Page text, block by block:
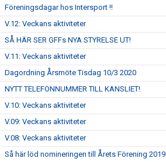
Föreningsdagar hos Intersport !!
V.12: Veckans aktiviteter
SÅ HÄR SER GFFs NYA STYRELSE UT!
V.11: Veckans aktiviteter
Dagordning Årsmöte Tisdag 10/3 2020
NYTT TELEFONNUMMER TILL KANSLIET!
V.10: Veckans aktiviteter
V.09: Veckans aktiviteter
V.08: Veckans aktiviteter
Så här löd nomineringen till Årets Förening 2019